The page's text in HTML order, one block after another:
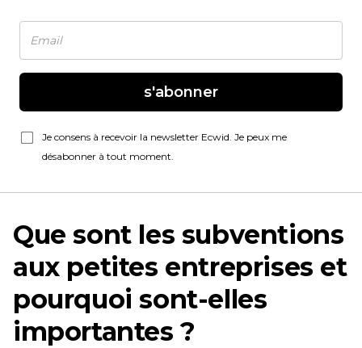
s'abonner
Je consens à recevoir la newsletter Ecwid. Je peux me
désabonner à tout moment.
Que sont les subventions
aux petites entreprises et
pourquoi sont-elles
importantes ?